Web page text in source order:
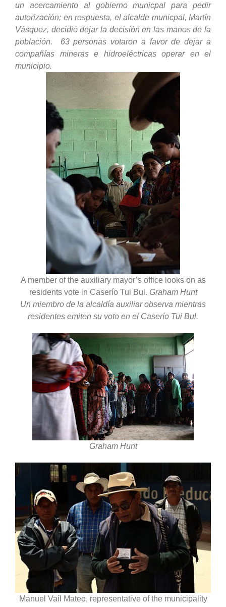
un acercamiento al gobierno municpal para pedir
autorización; en respuesta, el alcalde municpal, Martín
Vásquez, decidió dejar la decisión en las manos de la
población. 63 personas votaron a favor de dejar a
compañías mineras e hidroeléctricas operar en el
municipio.
A member of the auxiliary mayor’s office looks on as
residents vote in Caserío Tui Bul. Graham Hunt
Un miembro de la alcaldía auxiliar observa mientras
residentes emiten su voto en el Caserío Tui Bul.
Graham Hunt
Manuel Vaíl Mateo, representative of the municipality